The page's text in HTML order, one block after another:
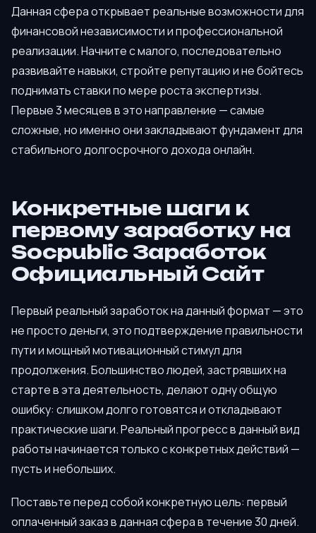
Данная сфера открывает реальные возможности для
финансовой независимости и профессиональной
реализации. Начните с малого, последовательно
развивайте навыки, стройте репутацию и не бойтесь
поднимать ставки по мере роста экспертизы.
Первые 3 месяцев в это направление — самые
сложные, но именно они закладывают фундамент для
стабильного долгосрочного дохода онлайн.
Конкретные шаги к
первому заработку на
Socpublic Заработок
Официальный Сайт
Первый реальный заработок на данный формат — это
не просто деньги, это подтверждение правильности
пути и мощный мотивационный стимул для
продолжения. Большинство людей, застрявших на
старте в эта деятельность, делают одну общую
ошибку: слишком долго готовятся и откладывают
практические шаги. Реальный прогресс в данный вид
работы начинается только с конкретных действий —
пусть и небольших.
Поставьте перед собой конкретную цель: первый
оплаченный заказ в данная сфера в течение 30 дней.